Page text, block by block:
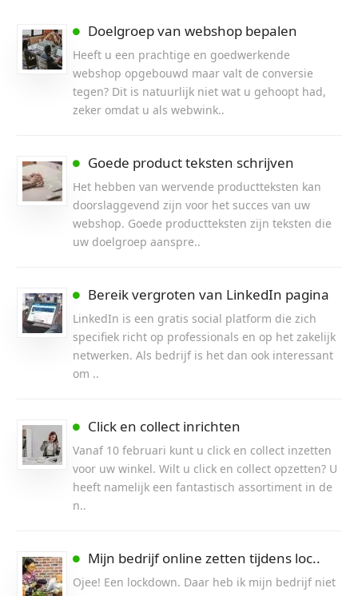
Doelgroep van webshop bepalen
Heeft u een prachtige en goedwerkende
webshop opgebouwd maar valt de conversie
tegen? Dit is natuurlijk niet wat u gehoopt had,
zeker omdat u als webwink..
Goede product teksten schrijven
Het hebben van wervende productteksten kan
doorslaggevend zijn voor het succes van uw
webshop. Goede productteksten zijn teksten die
uw doelgroep aanspre..
Bereik vergroten van LinkedIn pagina
LinkedIn is een gratis social platform die zich
specifiek richt op professionals en op het zakelijk
netwerken. Als bedrijf is het dan ook interessant
om ..
Click en collect inrichten
Vanaf 10 februari kunt u click en collect inzetten
voor uw winkel. Wilt u click en collect opzetten? U
heeft namelijk een fantastisch assortiment in de
n..
Mijn bedrijf online zetten tijdens loc..
Ojee! Een lockdown. Daar heb ik mijn bedrijf niet